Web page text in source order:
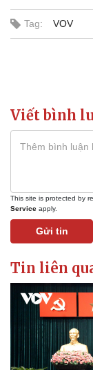
Tag: VOV
Viết bình
This site is protected by
Service apply.
Gửi tin
Tin liên